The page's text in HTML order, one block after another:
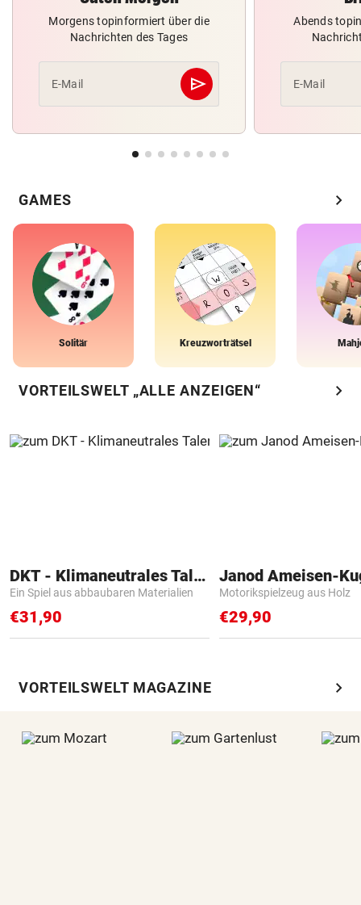
Morgens topinformiert über die
Nachrichten des Tages
E-Mail send
Abschicken
Abends
E-Mail
GAMES chevron_right
Solitär Kreuzworträtsel
VORTEILSWELT „ALLE ANZEIGEN“ chevron_right
DKT - Klimaneutrales Talent
Ein Spiel aus abbaubaren Materialien
€31,90
Janod Ameisen-
Motorikspielzeug aus Holz
€29,90
VORTEILSWELT MAGAZINE chevron_right